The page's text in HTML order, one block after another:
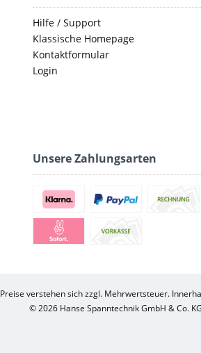
Hilfe / Support
Klassische Homepage
Kontaktformular
Login
Unsere Zahlungsarten
verstehen sich zzgl. Mehrwertsteuer.
© 2026 Hanse Spanntechnik GmbH & Co.